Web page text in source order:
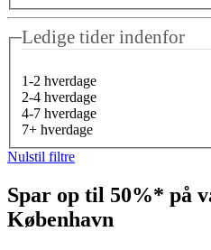
Ledige tider indenfor
1-2 hverdage
2-4 hverdage
4-7 hverdage
7+ hverdage
Nulstil filtre
Spar op til 50%* på
København